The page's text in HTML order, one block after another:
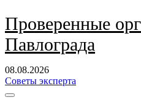
Перейти
к
содержанию
Проверенные
Павлограда
08.08.2026
Советы эксперта